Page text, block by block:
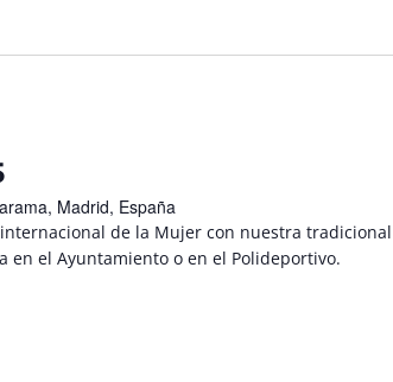
Madrid, España
de la Mujer con nuestra tradicional
en el Ayuntamiento o en el Polideportivo.